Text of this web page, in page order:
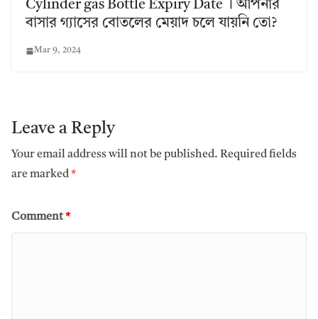
Cylinder gas Bottle Expiry Date । আপনার
বাসার গ্যাসের বোতলের মেয়াদ চলে যায়নি তো?
Mar 9, 2024
Leave a Reply
Your email address will not be published. Required fields
are marked*
Comment*